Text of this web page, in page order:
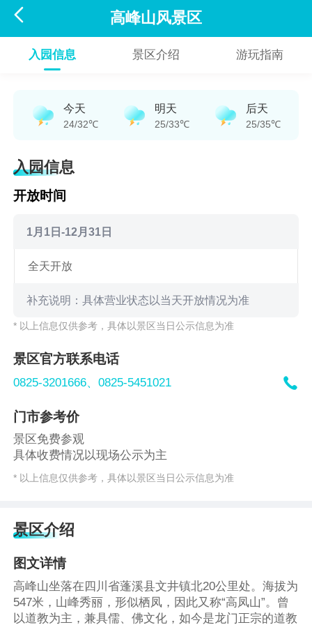
 高峰山风景区
入园信息 景区介绍 游玩指南
今天
24/32℃
明天
25/33℃
后天
25/35℃
入园信息
开放时间
1月1日-12月31日
全天开放
补充说明：具体营业状态以当天开放情况为准
* 以上信息仅供参考，具体以景区当日公示信息为准
景区官方联系电话
0825-3201666、0825-5451021 
门市参考价
景区免费参观
具体收费情况以现场公示为主
* 以上信息仅供参考，具体以景区当日公示信息为准
景区介绍
图文详情
高峰山坐落在四川省蓬溪县文井镇北20公里处。海拔为
547米，山峰秀丽，形似栖凤，因此又称“高凤山”。曾
以道教为主，兼具儒、佛文化，如今是龙门正宗的道教